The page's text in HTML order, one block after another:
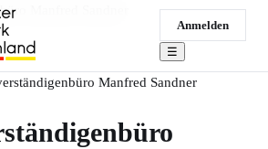
Anmelden
☰
Manfred Sandner